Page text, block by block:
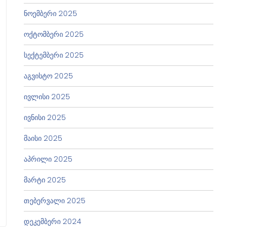
ნოემბერი 2025
ოქტომბერი 2025
სექტემბერი 2025
აგვისტო 2025
ივლისი 2025
ივნისი 2025
მაისი 2025
აპრილი 2025
მარტი 2025
თებერვალი 2025
დეკემბერი 2024